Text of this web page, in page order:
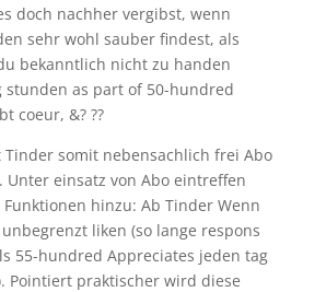
doch nachher vergibst, wenn
sehr wohl sauber findest, als
bekanntlich nicht zu handen
stunden as part of 50-hundred
coeur, &? ??
Tinder somit nebensachlich frei Abo
einsatz von Abo eintreffen
hinzu: Ab Tinder Wenn
liken (so lange respons
55-hundred Appreciates jeden tag
Pointiert praktischer wird diese